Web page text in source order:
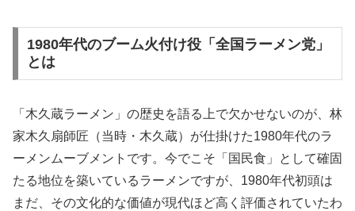
1980年代のブーム火付け役「全国ラーメン党」
とは
「木久蔵ラーメン」の歴史を語る上で欠かせないのが、林
家木久扇師匠（当時・木久蔵）が仕掛けた1980年代のラ
ーメンムーブメントです。今でこそ「国民食」として確固
たる地位を築いているラーメンですが、1980年代初頭は
まだ、その文化的な価値が現代ほど高く評価されていたわ